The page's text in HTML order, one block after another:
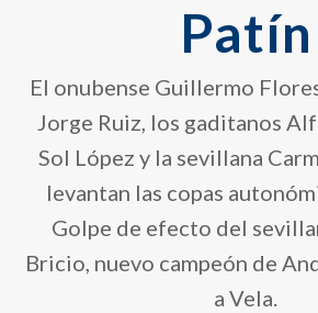
Patín
El onubense Guillermo
Jorge Ruiz, los gaditanos
Sol López y la sevillana
levantan las copas
Golpe de efecto del
Bricio, nuevo campeón de
a Vela.